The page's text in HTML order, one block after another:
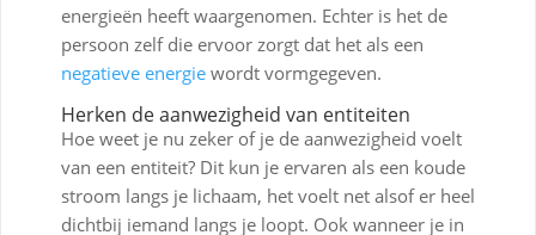
energieën heeft waargenomen. Echter is het de
persoon zelf die ervoor zorgt dat het als een
negatieve energie wordt vormgegeven.
Herken de aanwezigheid van entiteiten
Hoe weet je nu zeker of je de aanwezigheid voelt
van een entiteit? Dit kun je ervaren als een koude
stroom langs je lichaam, het voelt net alsof er heel
dichtbij iemand langs je loopt. Ook wanneer je in